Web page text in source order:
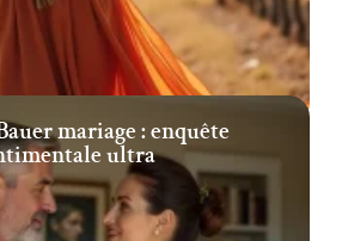
mariage : enquête
ultra